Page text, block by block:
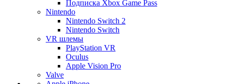
Подписка Xbox Game Pass
Nintendo
Nintendo Switch 2
Nintendo Switch
VR шлемы
PlayStation VR
Oculus
Apple Vision Pro
Valve